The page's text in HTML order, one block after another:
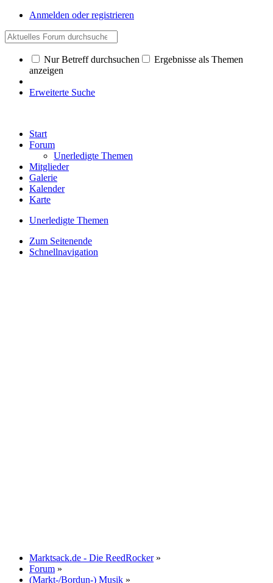
Anmelden oder registrieren
Nur Betreff durchsuchen
Ergebnisse als Themen
anzeigen
Erweiterte Suche
Start
Forum
Unerledigte Themen
Mitglieder
Galerie
Kalender
Karte
Unerledigte Themen
Zum Seitenende
Schnellnavigation
Marktsack.de - Die ReedRocker »
Forum »
(Markt-/Bordun-) Musik »